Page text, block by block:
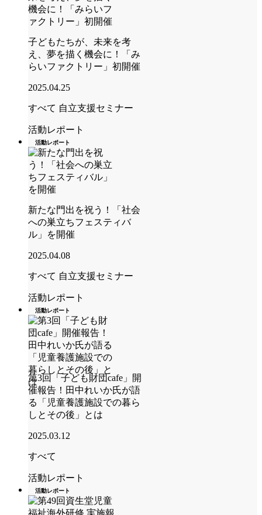
子どもたちが、未来を考
え、夢を描く機会に！「み
らいファクトリー」初開催
2025.04.25
すべて 自立支援セミナー
活動レポート
活動レポート
新たな門出を祝う！「社会
への巣立ちフェスティバ
ル」を開催
2025.04.08
すべて 自立支援セミナー
活動レポート
活動レポート
第3回「子ども財団cafe」開
催報告！田中れいか氏が語
る「児童養護施設での暮ら
しとその後」とは
2025.03.12
すべて
活動レポート
活動レポート